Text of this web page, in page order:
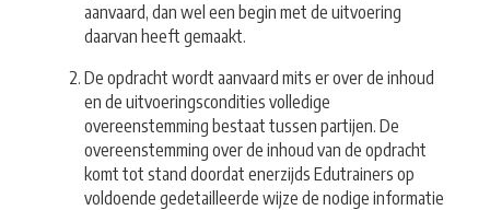
aanvaard, dan wel een begin met de uitvoering
daarvan heeft gemaakt.
De opdracht wordt aanvaard mits er over de inhoud
en de uitvoeringscondities volledige
overeenstemming bestaat tussen partijen. De
overeenstemming over de inhoud van de opdracht
komt tot stand doordat enerzijds Edutrainers op
voldoende gedetailleerde wijze de nodige informatie